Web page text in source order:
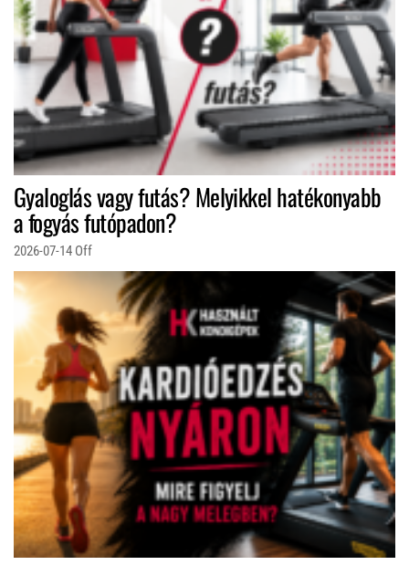
Gyaloglás vagy futás? Melyikkel hatékonyabb
a fogyás futópadon?
2026-07-14 Off